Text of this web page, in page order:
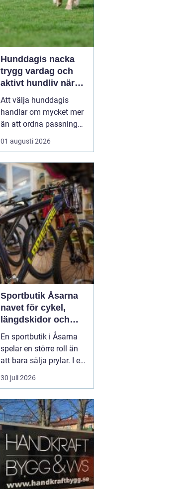
Hunddagis nacka
trygg vardag och
aktivt hundliv nära
stan
Att välja hunddagis
handlar om mycket mer
än att ordna passning
under arbetsdagen. För
många hundägare i
avgörande för att
vardagen ska fungera
och för att hunden ska
få ett rikt och välmående
liv. Ett bra hunddagis
kombinerar t...
01 augusti 2026
Sportbutik Åsarna
navet för cykel,
längdskidor och
löpning i södra
jämtland
En sportbutik i Åsarna
spelar en större roll än
att bara sälja prylar. I en
by känd för
längdskidåkning,
av skoter- och cykelleder
blir en bra butik en
samlingspunkt för alla
som gillar att röra på sig.
Här möts elitåkare, var...
30 juli 2026